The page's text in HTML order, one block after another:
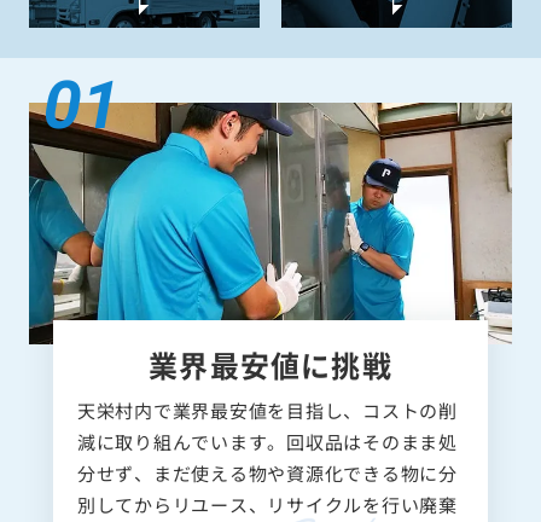
業界最安値に挑戦
天栄村内で業界最安値を目指し、コストの削
減に取り組んでいます。回収品はそのまま処
分せず、まだ使える物や資源化できる物に分
別してからリユース、リサイクルを行い廃棄